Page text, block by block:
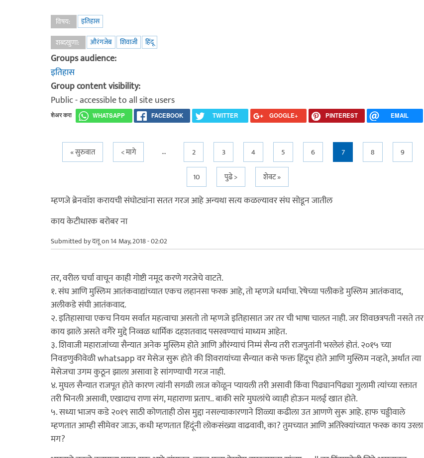
विषय:
इतिहास
शब्दखुणा:
औरंगजेब शिवाजी हिंदू
Groups audience:
इतिहास
Group content visibility:
Public - accessible to all site users
शेअर करा WHATSAPP FACEBOOK TWITTER GOOGLE+ PINTEREST EMAIL
Pages
« सुरुवात < मागे … 2 3 4 5 6 7 8
9
10
पुढे > शेवट »
म्हणजे ब्रेनवाॅश करायची संघोट्यांना सतत गरज आहे अन्यथा सत्य कळल्यावर संघ सोडून जातील
काय केटीधारक बरोबर ना
Submitted byदत्तूon 14 May, 2018 - 02:02
तर, वरील चर्चा वाचून काही गोष्टी नमूद करणे गरजेचे वाटते.
१. संघ आणि मुस्लिम आतंकवाद्यांच्यात एकच लहानसा फरक आहे, तो म्हणजे धर्माचा. रेषेच्या पलीकडे मुस्लिम आतंकवाद,
अलीकडे संघी आतंकवाद.
२. इतिहासाचा एकच नियम सर्वात महत्वाचा असतो तो म्हणजे इतिहासात जर तर ची भाषा चालत नाही. जर शिवछत्रपती नसते तर
काय झाले असते वगैरे मुद्दे निव्वळ धार्मिक दहशतवाद पसरवण्याचं माध्यम आहेत.
३. शिवाजी महाराजांच्या सैन्यात अनेक मुस्लिम होते आणि औरंग्याचं निम्मं सैन्य तरी राजपुतांनी भरलेलं होतं. २०१५ च्या
निवडणुकीवेळी whatsapp वर मेसेज सुरू होते की शिवरायांच्या सैन्यात कसे फक्त हिंदूच होते आणि मुस्लिम नव्हते, अर्थात त्या
मेसेजचा उगम कुठून झाला असावा हे सांगण्याची गरज नाही.
४. मुघल सैन्यात राजपूत होते कारण त्यांनी सगळी लाज कोळून प्यायली तरी असावी किंवा पिढ्यानपिढ्या गुलामी त्यांच्या रक्तात
तरी भिनली असावी, एखादाच राणा संग, महाराणा प्रताप.. बाकी सारे मुघलांचे व्याही होऊन मलई खात होते.
५. सध्या भाजप कडे २०१९ साठी कोणताही ठोस मुद्दा नसल्याकारणाने शिळ्या कढीला उत आणणे सुरू आहे. हाफ चड्डीवाले
म्हणतात आम्ही सीमेवर जाऊ, कधी म्हणतात हिंदूंनी लोकसंख्या वाढवावी, का? तुमच्यात आणि अतिरेक्यांच्यात फरक काय उरला
मग?